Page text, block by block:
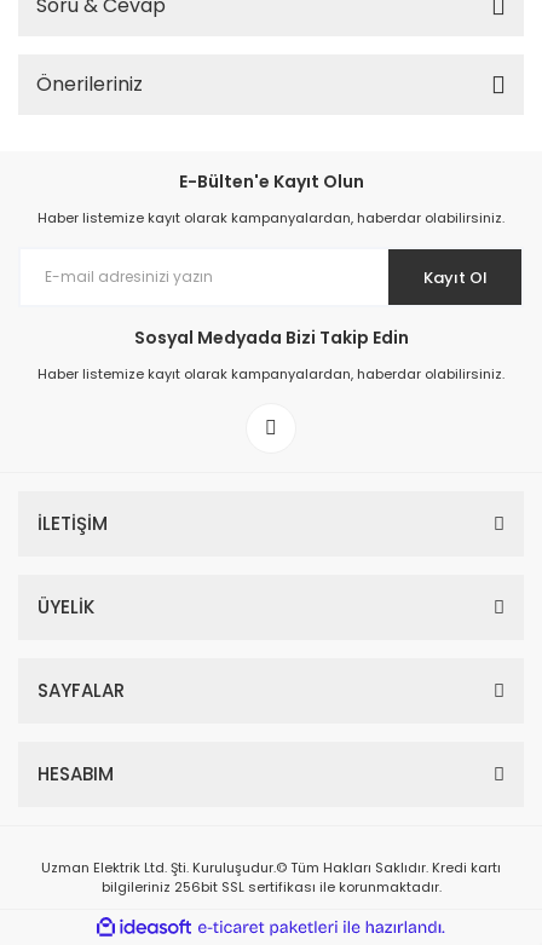
Önerileriniz
E-Bülten'e Kayıt Olun
Haber listemize kayıt olarak kampanyalardan, haberdar olabilirsiniz.
Kayıt Ol
Sosyal Medyada Bizi Takip Edin
Haber listemize kayıt olarak kampanyalardan, haberdar olabilirsiniz.
İLETİŞİM
ÜYELİK
SAYFALAR
HESABIM
Uzman Elektrik Ltd. Şti. Kuruluşudur.© Tüm Hakları Saklıdır. Kredi kartı
bilgileriniz 256bit SSL sertifikası ile korunmaktadır.
ideasoft
e-